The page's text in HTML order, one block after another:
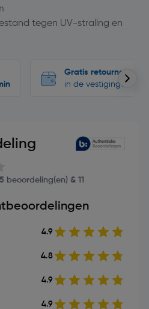
tegen UV-straling en
Gratis retourneren
in de vestigingen
beoordeling(en) & 11
4.9
4.8
4.9
4.9